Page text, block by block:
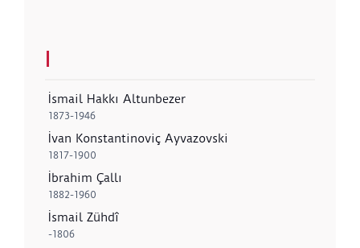
İsmail Hakkı Altunbezer
1873-1946
İvan Konstantinoviç Ayvazovski
1817-1900
İbrahim Çallı
1882-1960
İsmail Zühdî
-1806